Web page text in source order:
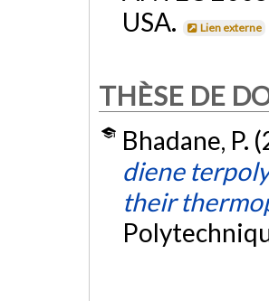
USA.
Lien externe
THÈSE DE
Bhadane, P.
diene
their